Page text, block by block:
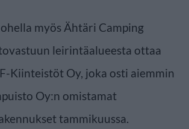
myös Ähtäri Camping
leirintäalueesta ottaa
Kiinteistöt Oy, joka osti aiemmin
Oy:n omistamat
tammikuussa.